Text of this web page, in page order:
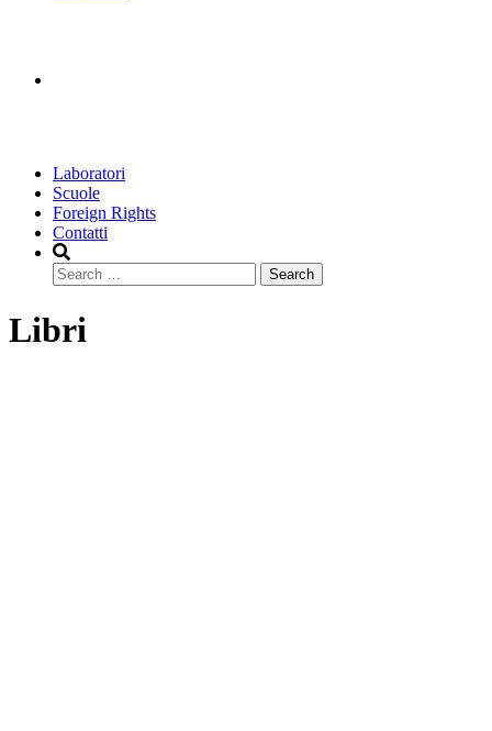
Laboratori
Scuole
Foreign Rights
Contatti
Search
Libri